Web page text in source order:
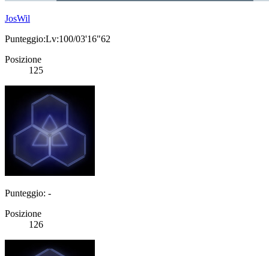
JosWil
Punteggio:Lv:100/03'16"62
Posizione
125
Punteggio: -
Posizione
126